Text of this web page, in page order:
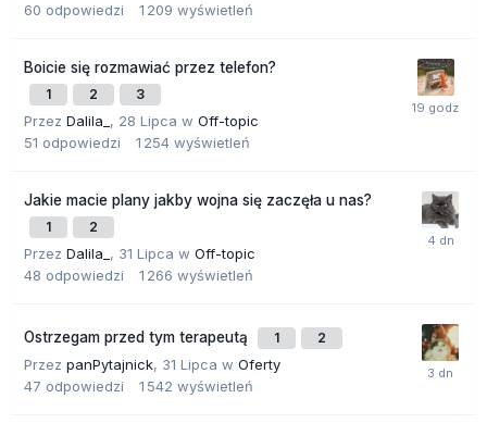
60 odpowiedzi 1 209 wyświetleń
Boicie się rozmawiać przez telefon?
1 2 3
Przez Dalila_ , 28 Lipca w Off-topic
51 odpowiedzi 1 254 wyświetleń
Jakie macie plany jakby wojna się zaczęła u nas?
1 2
Przez Dalila_ , 31 Lipca w Off-topic
48 odpowiedzi 1 266 wyświetleń
Ostrzegam przed tym terapeutą 1 2
Przez panPytajnick, 31 Lipca w Oferty
47 odpowiedzi 1 542 wyświetleń